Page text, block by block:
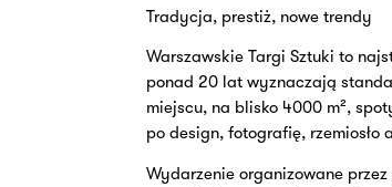
Tradycja, prestiż, nowe trendy
Warszawskie Targi Sztuki to
ponad 20 lat wyznaczają
miejscu, na blisko 4000 m²,
po design, fotografię,
Wydarzenie organizowane